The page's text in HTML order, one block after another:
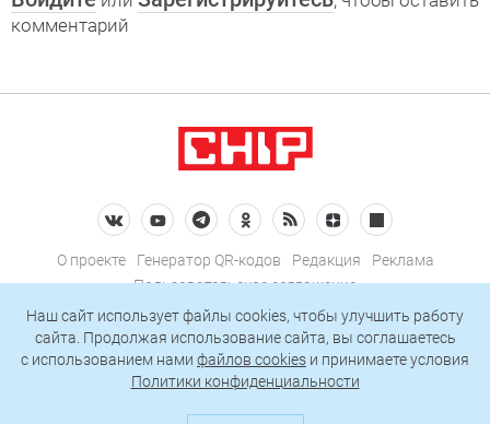
комментарий
О проекте Генератор QR-кодов Редакция
Реклама
Пользовательское соглашение
Политика конфиденциальности
Подписаться на рассылку
Наш сайт использует файлы cookies, чтобы улучшить работу
сайта. Продолжая использование сайта, вы соглашаетесь
c использованием нами файлов cookies и принимаете условия
Политики конфиденциальности